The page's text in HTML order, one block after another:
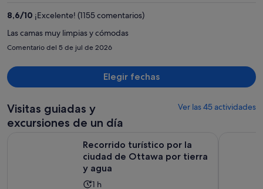
8,6/10 ¡Excelente! (1155 comentarios)
Las camas muy limpias y cómodas
Comentario del 5 de jul de 2026
Elegir fechas
Visitas guiadas y
excursiones de un día
Ver las 45 actividades
Recorrido turístico por la
ciudad de Ottawa por tierra
y agua
La
1 h